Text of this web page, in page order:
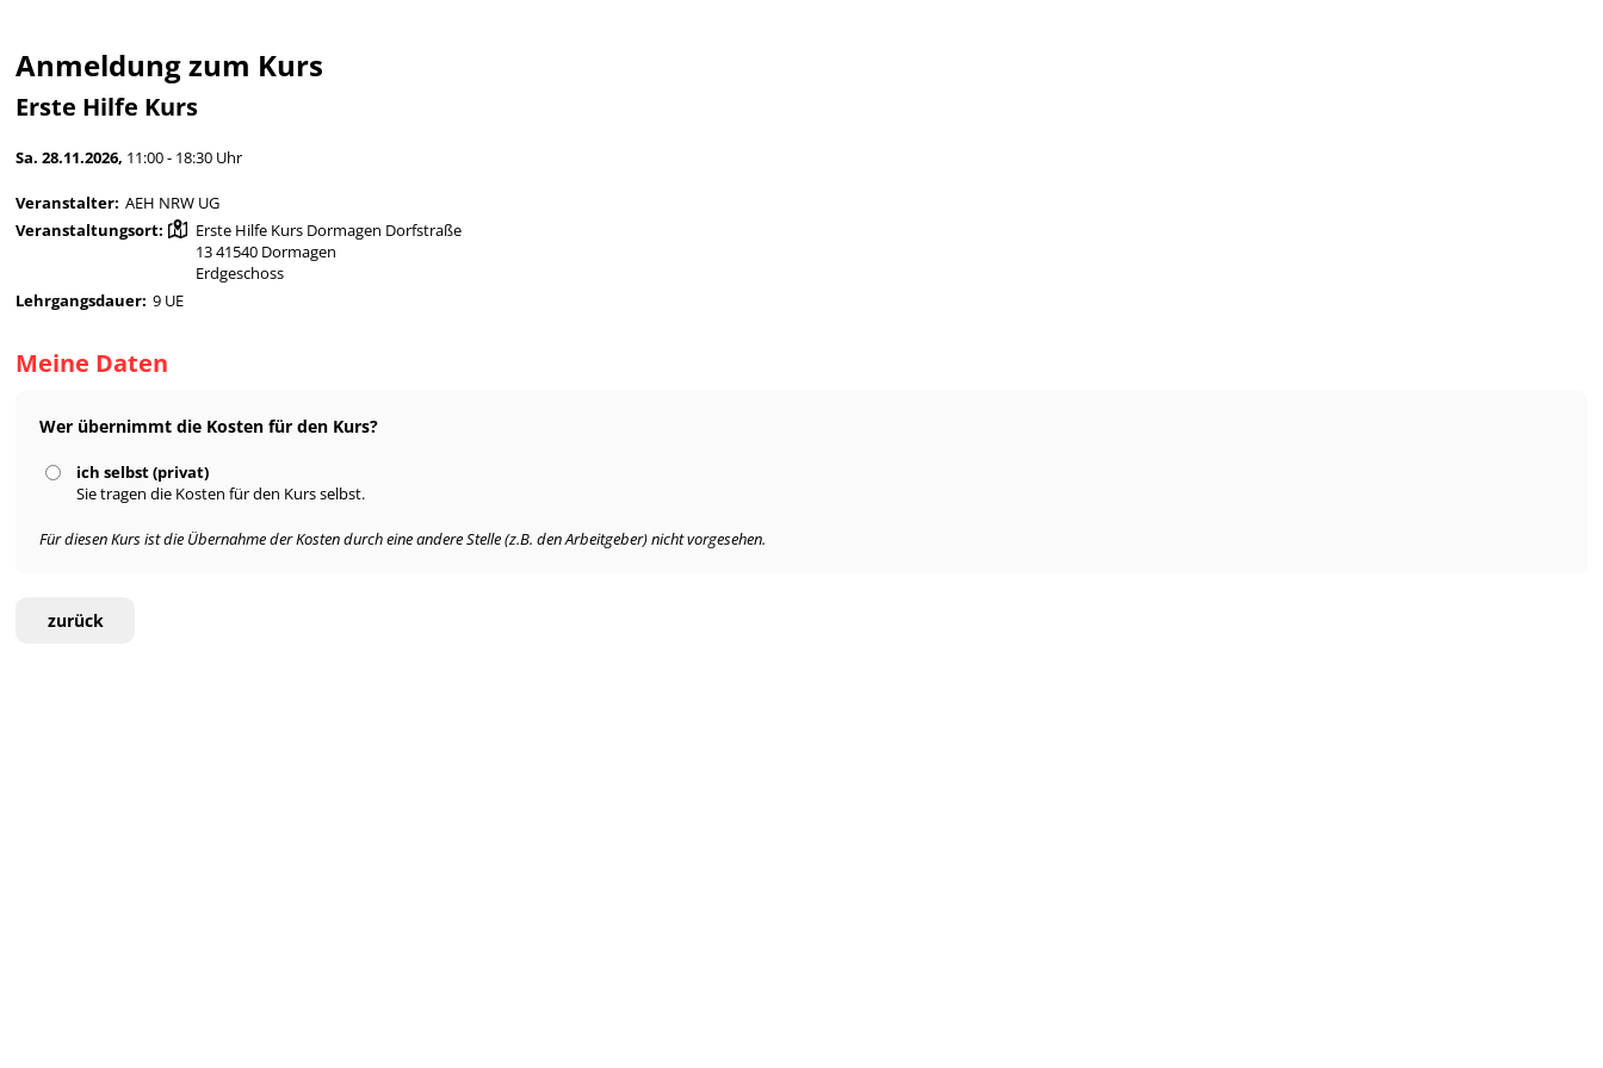
Anmeldung zum Kurs
Erste Hilfe Kurs
Sa. 28.11.2026, 11:00 - 18:30 Uhr
Veranstalter: AEH NRW UG
Veranstaltungsort:
Erste Hilfe Kurs Dormagen Dorfstraße
13 41540 Dormagen
Erdgeschoss
Lehrgangsdauer: 9 UE
Meine Daten
Wer übernimmt die Kosten für den Kurs?
ich selbst (privat)
Sie tragen die Kosten für den Kurs selbst.
Für diesen Kurs ist die Übernahme der Kosten durch eine andere Stelle (z.B. den Arbeitgeber) nicht vorgesehen.
zurück